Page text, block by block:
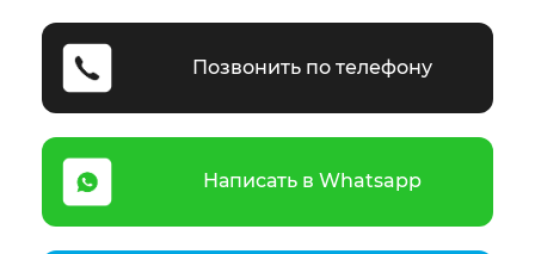
Позвонить по телефону
Написать в Whatsapp